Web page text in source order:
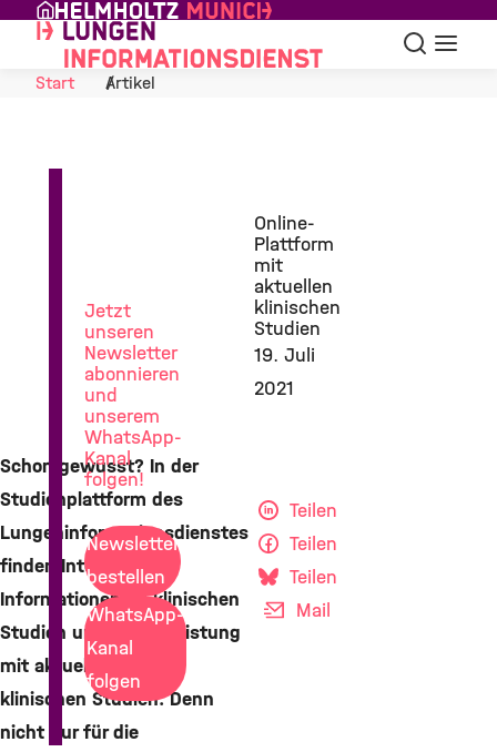
Skip to Content
Suche
Start
Artikel
Online-
Plattform
mit
aktuellen
klinischen
Studien
19. Juli
2021
Schon gewusst? In der
Studienplattform des
Lungeninformationsdienstes
finden Interessierte
Informationen zu klinischen
Studien und eine Auflistung
mit aktuell laufenden
klinischen Studien. Denn
nicht nur für die
Teilen
Teilen
Teilen
Mail
Jetzt
unseren
Newsletter
abonnieren
und
unserem
WhatsApp-
Kanal
folgen!
Newsletter
bestellen
WhatsApp-
Kanal
folgen